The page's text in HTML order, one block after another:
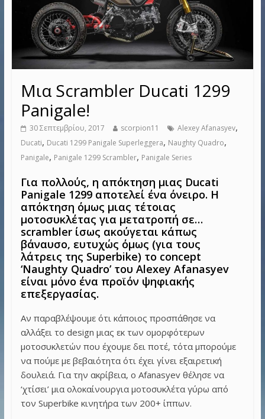
Μια Scrambler Ducati 1299
Panigale!
30 Σεπτεμβρίου, 2017 scorpion11 Alexey Afanasyev,
Ducati, Ducati 1299 Panigale Superleggera, Naughty Quadro,
Panigale, Panigale 1299 Scrambler, Panigale Series
Για πολλούς, η απόκτηση μιας Ducati
Panigale 1299 αποτελεί ένα όνειρο. Η
απόκτηση όμως μιας τέτοιας
μοτοσυκλέτας για μετατροπή σε…
scrambler ίσως ακούγεται κάπως
βάναυσο, ευτυχώς όμως (για τους
λάτρεις της Superbike) το concept
‘Naughty Quadro’ του Alexey Afanasyev
είναι μόνο ένα προϊόν ψηφιακής
επεξεργασίας.
Αν παραβλέψουμε ότι κάποιος προσπάθησε να
αλλάξει το design μιας εκ των ομορφότερων
μοτοσυκλετών που έχουμε δει ποτέ, τότα μπορούμε
να πούμε με βεβαιότητα ότι έχει γίνει εξαιρετική
δουλειά. Για την ακρίβεια, ο Afanasyev θέλησε να
‘χτίσει’ μια ολοκαίνουργια μοτοσυκλέτα γύρω από
τον Superbike κινητήρα των 200+ ίππων.